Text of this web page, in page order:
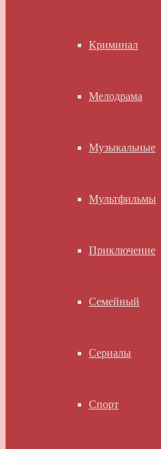
Криминал
Мелодрама
Музыкальные
Мультфильмы
Приключение
Семейный
Сериалы
Спорт